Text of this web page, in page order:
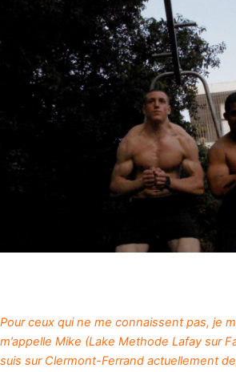
Pour ceux qui ne me connaissent pas, je
m’appelle Mike (Lake Methode Lafay sur
suis sur Clermont-Ferrand actuellement